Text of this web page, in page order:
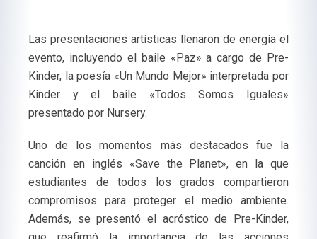
Las presentaciones artísticas llenaron de energía el
evento, incluyendo el baile «Paz» a cargo de Pre-
Kinder, la poesía «Un Mundo Mejor» interpretada por
Kinder y el baile «Todos Somos Iguales»
presentado por Nursery.
Uno de los momentos más destacados fue la
canción en inglés «Save the Planet», en la que
estudiantes de todos los grados compartieron
compromisos para proteger el medio ambiente.
Además, se presentó el acróstico de Pre-Kinder,